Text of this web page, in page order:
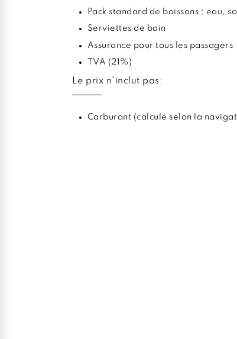
Pack standard de boissons : eau,
Serviettes de bain
Assurance pour tous les passagers
TVA (21%)
Le prix n'inclut pas:
Carburant (calculé selon la